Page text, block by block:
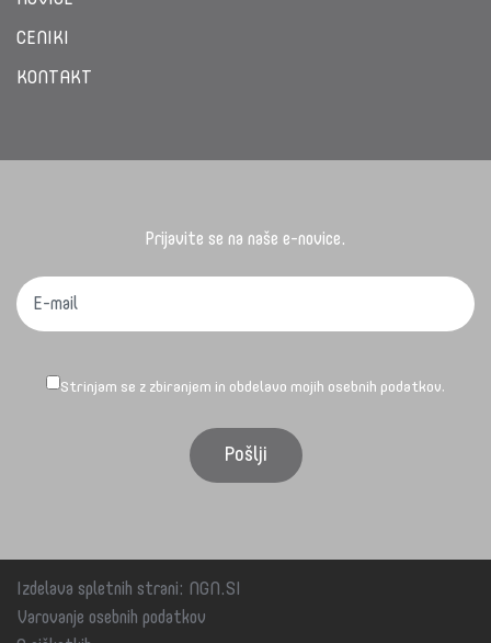
CENIKI
KONTAKT
Prijavite se na naše e-novice.
Strinjam se z zbiranjem in obdelavo mojih osebnih podatkov.
Izdelava spletnih strani: NGN.SI
Varovanje osebnih podatkov